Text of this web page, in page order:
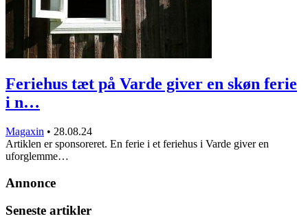
Feriehus tæt på Varde giver en skøn ferie
i n…
Magaxin • 28.08.24
Artiklen er sponsoreret. En ferie i et feriehus i Varde giver en
uforglemme…
Annonce
Seneste artikler